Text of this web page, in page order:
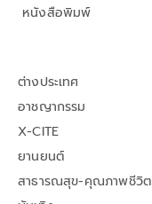
หนังสือพิมพ์
ต่างประเทศ
อาชญากรรม
X-CITE
ยานยนต์
สาธารณสุข-คุณภาพชีวิต